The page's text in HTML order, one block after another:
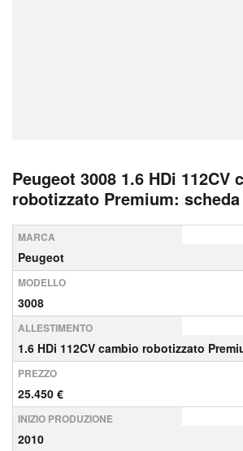
Peugeot 3008 1.6 HDi 112CV
robotizzato Premium:
MARCA
Peugeot
MODELLO
3008
ALLESTIMENTO
1.6 HDi 112CV cambio robotizzato
PREZZO
25.450 €
INIZIO PRODUZIONE
2010